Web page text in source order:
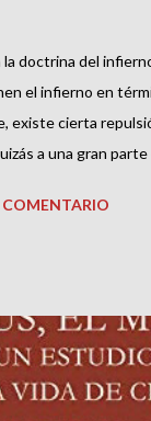
la doctrina del
el infierno en
existe cierta
a una gran
bueno y amoroso y
COMENTARIO